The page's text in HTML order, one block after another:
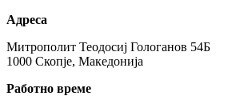
Адреса
Митрополит Теодосиј Гологанов 54Б
1000 Скопје, Македонија
Работно време